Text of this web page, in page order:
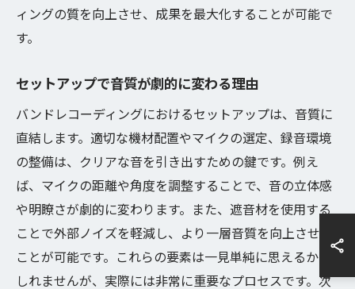
ィングの質を向上させ、成果を最大化することが可能で
す。
セットアップで音質が劇的に変わる理由
バンドレコーディングにおけるセットアップは、音質に
直結します。適切な機材配置やマイクの選定、録音環境
の整備は、クリアな音を引き出すための鍵です。例え
ば、マイクの距離や角度を調整することで、音の立体感
や明瞭さが劇的に変わります。また、遮音材を使用する
ことで外部ノイズを軽減し、より一層音質を向上させる
ことが可能です。これらの要素は一見単純に思えるかも
しれませんが、実際には非常に重要なプロセスです。次